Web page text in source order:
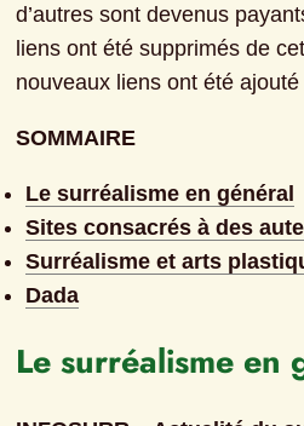
d’autres sont devenus
liens ont été supprimés de
nouveaux liens ont été
SOMMAIRE
Le surréalisme en général
Sites consacrés à des
Surréalisme et arts
Dada
Le surréalisme en